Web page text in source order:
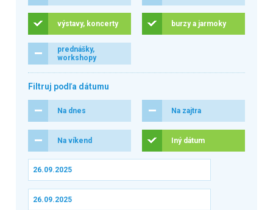
výstavy, koncerty burzy a jarmoky
prednášky,
workshopy
Filtruj podľa dátumu
Na dnes Na zajtra
Na víkend Iný dátum